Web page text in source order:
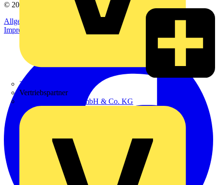
Zumtobel
Vertriebspartner
Adalbert Zajadacz GmbH & Co. KG
© 2002-
Voltimum
Allgemeine Geschäftsbedingungen
Datenschutzerklärung
Impressum